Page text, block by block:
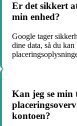
Er det sikkert
min enhed?
Google tager
dine data, så du
Kan jeg se min
kontoen?